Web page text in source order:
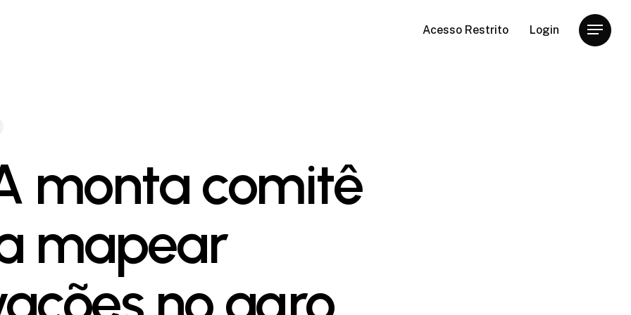
Acesso Restrito Login Menu
monta comitê
mapear